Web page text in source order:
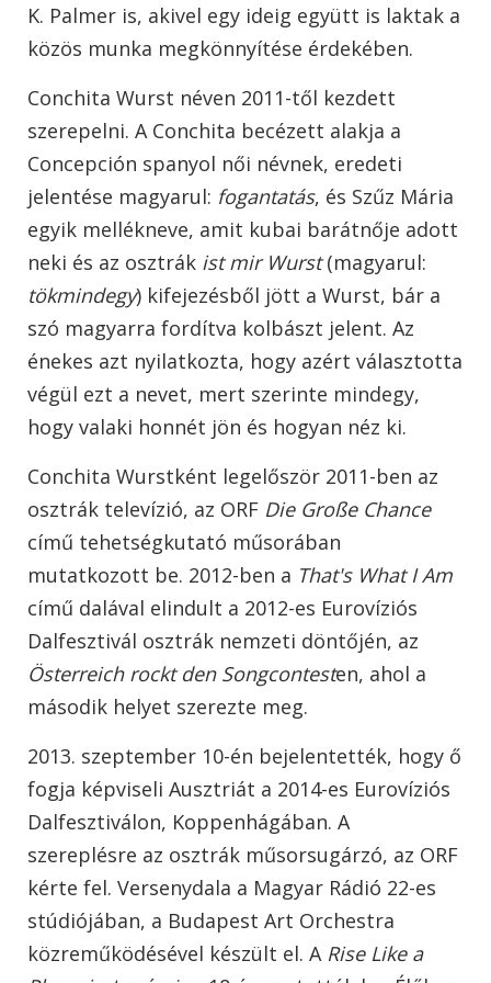
K. Palmer is, akivel egy ideig együtt is laktak a
közös munka megkönnyítése érdekében.
Conchita Wurst néven 2011-től kezdett
szerepelni. A Conchita becézett alakja a
Concepción spanyol női névnek, eredeti
jelentése magyarul: fogantatás, és Szűz Mária
egyik mellékneve, amit kubai barátnője adott
neki és az osztrák ist mir Wurst(magyarul:
tökmindegy) kifejezésből jött a Wurst, bár a
szó magyarra fordítva kolbászt jelent. Az
énekes azt nyilatkozta, hogy azért választotta
végül ezt a nevet, mert szerinte mindegy,
hogy valaki honnét jön és hogyan néz ki.
Conchita Wurstként legelőször 2011-ben az
osztrák televízió, az ORF Die Große Chance
című tehetségkutató műsorában
mutatkozott be. 2012-ben a That's What I Am
című dalával elindult a 2012-es Eurovíziós
Dalfesztivál osztrák nemzeti döntőjén, az
Österreich rockt den Songcontesten, ahol a
második helyet szerezte meg.
2013. szeptember 10-én bejelentették, hogy ő
fogja képviseli Ausztriát a 2014-es Eurovíziós
Dalfesztiválon, Koppenhágában. A
szereplésre az osztrák műsorsugárzó, az ORF
kérte fel. Versenydala a Magyar Rádió 22-es
stúdiójában, a Budapest Art Orchestra
közreműködésével készült el. A Rise Like a